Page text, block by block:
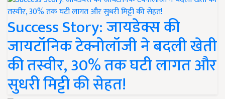
Success Story: जायडेक्स की
जायटॉनिक टेक्नोलॉजी ने बदली खेती
की तस्वीर, 30% तक घटी लागत और
सुधरी मिट्टी की सेहत!